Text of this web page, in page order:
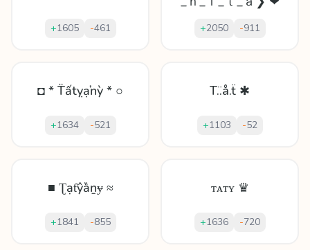
+1605 -461 +2050 -911
◘ * T̈ấtỵạŉỳ * ○
+1634 -521
T.̈.å.ẗ ✱
+1103 -52
■ Ʈạƭŷȁṉɏ ≈
+1841 -855
ᴛᴀᴛʏ ♛
+1636 -720